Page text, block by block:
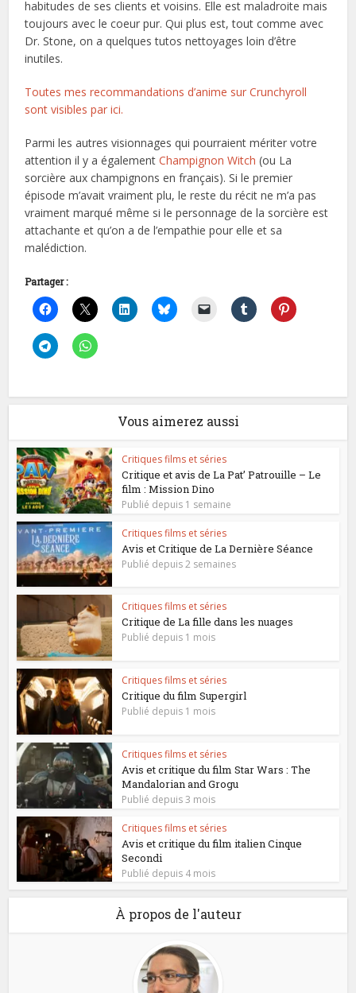
habitudes de ses clients et voisins. Elle est maladroite mais
toujours avec le coeur pur. Qui plus est, tout comme avec
Dr. Stone, on a quelques tutos nettoyages loin d’être
inutiles.
Toutes mes recommandations d’anime sur Crunchyroll
sont visibles par ici.
Parmi les autres visionnages qui pourraient mériter votre
attention il y a égalementChampignon Witch(ou La
sorcière aux champignons en français). Si le premier
épisode m’avait vraiment plu, le reste du récit ne m’a pas
vraiment marqué même si le personnage de la sorcière est
attachante et qu’on a de l’empathie pour elle et sa
malédiction.
Partager :
Vous aimerez aussi
Critiques films et séries
Critique et avis de La Pat’ Patrouille – Le
film : Mission Dino
Publié depuis 1 semaine
Critiques films et séries
Avis et Critique de La Dernière Séance
Publié depuis 2 semaines
Critiques films et séries
Critique de La fille dans les nuages
Publié depuis 1 mois
Critiques films et séries
Critique du film Supergirl
Publié depuis 1 mois
Critiques films et séries
Avis et critique du film Star Wars : The
Mandalorian and Grogu
Publié depuis 3 mois
Critiques films et séries
Avis et critique du film italien Cinque
Secondi
Publié depuis 4 mois
À propos de l'auteur